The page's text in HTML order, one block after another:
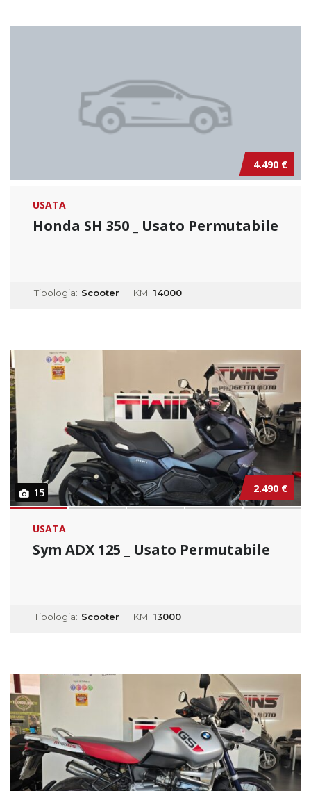
4.490 €
USATA
Honda SH 350 _ Usato Permutabile
Tipologia: Scooter KM: 14000
15 2.490 €
USATA
Sym ADX 125 _ Usato Permutabile
Tipologia: Scooter KM: 13000